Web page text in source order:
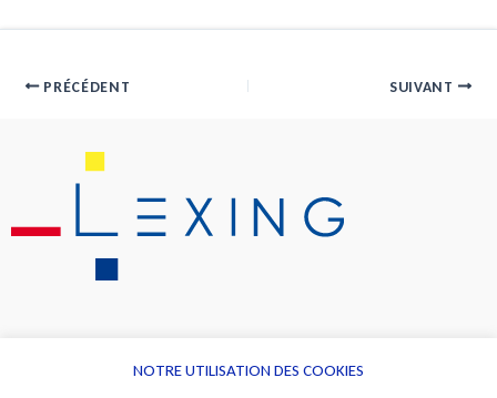
PRÉCÉDENT SUIVANT
NOTRE UTILISATION DES COOKIES